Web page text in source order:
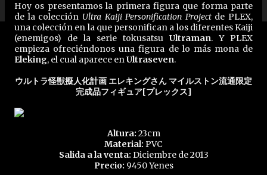
Hoy os presentamos la primera figura que forma parte
de la colección Ultra Kaiji Personification Projectde PLEX,
una colección en la que personifican a los diferentes Kaiji
(enemigos) de la serie tokusatsu Ultraman. Y PLEX
empieza ofreciéndonos una figura de lo más mona de
Eleking, el cual aparece enUltraseven.
ウルトラ怪獣擬人化計画 エレキングさん マイルストン流通限定
完成品フィギュア[プレックス]
Altura: 23cm
Material: PVC
Salida a la venta: Diciembre de 2013
Precio: 9450 Yenes